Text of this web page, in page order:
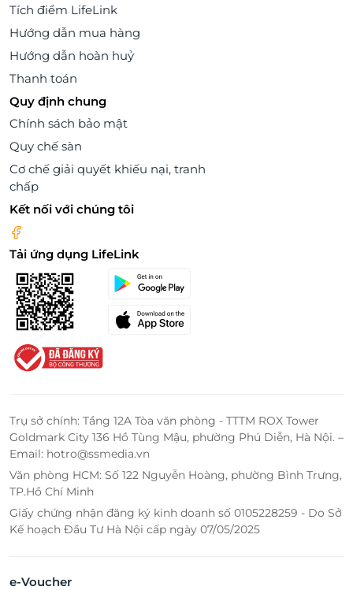
Tích điểm LifeLink
Hướng dẫn mua hàng
Hướng dẫn hoàn huỷ
Thanh toán
Quy định chung
Chính sách bảo mật
Quy chế sàn
Cơ chế giải quyết khiếu nại, tranh
chấp
Kết nối với chúng tôi
Tải ứng dụng LifeLink
Trụ sở chính: Tầng 12A Tòa văn phòng - TTTM ROX Tower
Goldmark City 136 Hồ Tùng Mậu, phường Phú Diễn, Hà Nội. –
Email: hotro@ssmedia.vn
Văn phòng HCM: Số 122 Nguyễn Hoàng, phường Bình Trưng,
TP.Hồ Chí Minh
Giấy chứng nhận đăng ký kinh doanh số 0105228259 - Do Sở
Kế hoạch Đầu Tư Hà Nội cấp ngày 07/05/2025
e-Voucher